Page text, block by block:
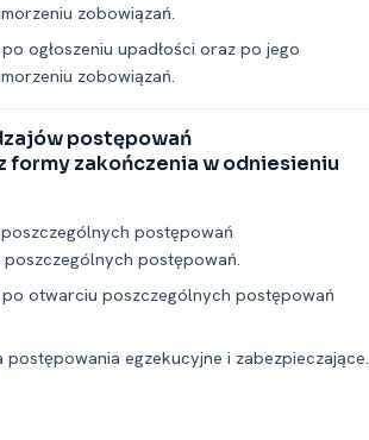
zobowiązań.
ogłoszeniu upadłości oraz po jego
zobowiązań.
postępowań
zakończenia w odniesieniu
postępowań
postępowań.
otwarciu poszczególnych postępowań
egzekucyjne i zabezpieczające.